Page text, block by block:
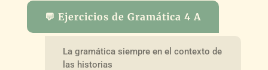
💬 Ejercicios de Gramática 4 A
La gramática siempre en el contexto de
las historias